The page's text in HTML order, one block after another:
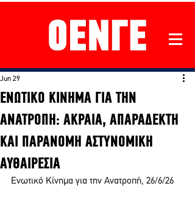
ΕΝΩΤΙΚΟ ΚΙΝΗΜΑ ΓΙΑ ΤΗΝ
ΑΝΑΤΡΟΠΗ: ΑΚΡΑΙΑ, ΑΠΑΡΑΔΕΚΤΗ
ΚΑΙ ΠΑΡΑΝΟΜΗ ΑΣΤΥΝΟΜΙΚΗ
ΑΥΘΑΙΡΕΣΙΑ
Jun 29
Ενωτικό Κίνημα για την Ανατροπή, 26/6/26